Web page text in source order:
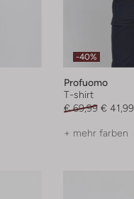
-40%
Profuomo
T-shirt
€ 69,99 € 41,99
+ mehr farben